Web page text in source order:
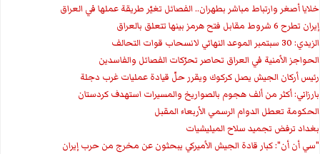
خلايا أصغر وارتباط مباشر بطهران.. الفصائل تغيّر طريقة عملها في العراق
إيران تطرح 6 شروط مقابل فتح هرمز بينها تتعلق بالعراق
الزيدي: 30 سبتمبر الموعد النهائي لانسحاب قوات التحالف
الحواجز الأمنية في العراق تحاصر تحرّكات الفصائل والفاسدين
رئيس أركان الجيش يصل كركوك ويقرر حلّ قيادة عمليات غرب دجلة
بارزاني: أكثر من ألف هجوم بالصواريخ والمسيرات استهدف كردستان
الحكومة تعطل الدوام الرسمي الأربعاء المقبل
بغداد ترفض تجميد سلاح الميليشيات
"سي أن أن": كبار قادة الجيش الأميركي يبحثون عن مخرج من حرب إيران